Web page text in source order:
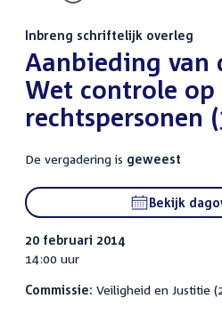
Inbreng schriftelijk overleg
Aanbieding van
Wet controle op
rechtspersonen
De vergadering is geweest
Bekijk
20 februari 2014
14:00 uur
Commissie: Veiligheid en Justitie